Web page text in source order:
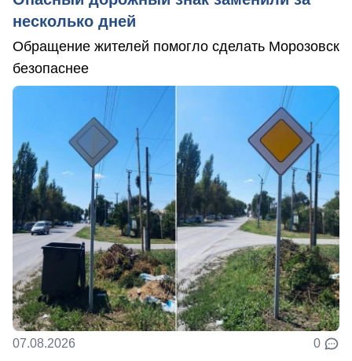
несколько дней
Обращение жителей помогло сделать Морозовск
безопаснее
07.08.2026 0